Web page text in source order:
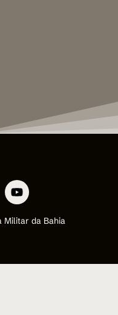
da Bahia